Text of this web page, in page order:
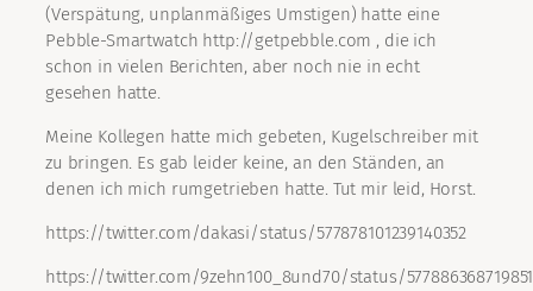
(Verspätung, unplanmäßiges Umstigen) hatte eine
Pebble-Smartwatch http://getpebble.com , die ich
schon in vielen Berichten, aber noch nie in echt
gesehen hatte.
Meine Kollegen hatte mich gebeten, Kugelschreiber mit
zu bringen. Es gab leider keine, an den Ständen, an
denen ich mich rumgetrieben hatte. Tut mir leid, Horst.
https://twitter.com/dakasi/status/577878101239140352
https://twitter.com/9zehn100_8und70/status/